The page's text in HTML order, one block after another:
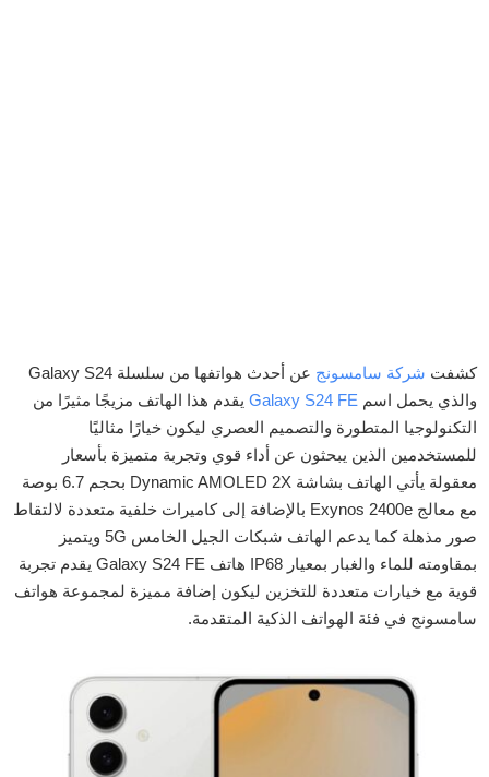
كشفت شركة سامسونج
عن أحدث هواتفها من سلسلة Galaxy S24
والذي يحمل اسم Galaxy S24 FE يقدم هذا الهاتف مزيجًا مثيرًا من
التكنولوجيا المتطورة والتصميم العصري ليكون خيارًا مثاليًا
للمستخدمين الذين يبحثون عن أداء قوي وتجربة متميزة بأسعار
معقولة يأتي الهاتف بشاشة Dynamic AMOLED 2X بحجم 6.7 بوصة
مع معالج Exynos 2400e بالإضافة إلى كاميرات خلفية متعددة لالتقاط
صور مذهلة كما يدعم الهاتف شبكات الجيل الخامس 5G ويتميز
بمقاومته للماء والغبار بمعيار IP68 هاتف Galaxy S24 FE يقدم تجربة
قوية مع خيارات متعددة للتخزين ليكون إضافة مميزة لمجموعة هواتف
سامسونج في فئة الهواتف الذكية المتقدمة.